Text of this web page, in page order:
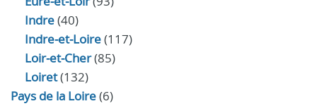
Indre(40)
Indre‑et‑Loire(117)
Loir‑et‑Cher(85)
Loiret(132)
Pays de la Loire(6)